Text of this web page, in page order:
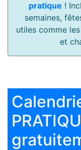
pratique !
semaines,
utiles comme
et